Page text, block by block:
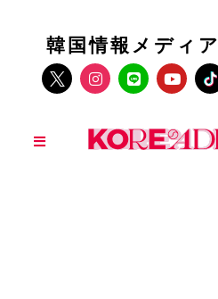
韓国情報メディア